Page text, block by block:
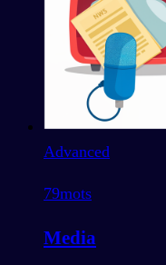
Advanced
79mots
Media